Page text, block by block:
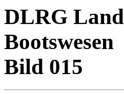
DLRG
Bootswesen
Bild 015